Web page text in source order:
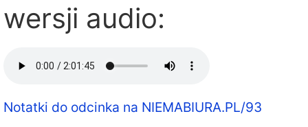
wersji audio:
Notatki do odcinka na NIEMABIURA.PL/93